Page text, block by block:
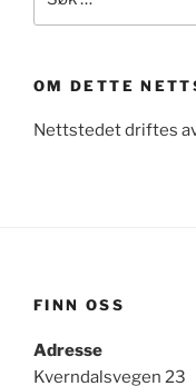
etter:
OM DETTE
Nettstedet driftes
FINN OSS
Adresse
Kverndalsvegen 23